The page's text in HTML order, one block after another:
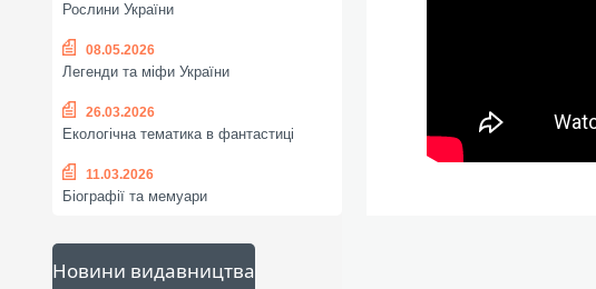
Рослини України
08.05.2026
Легенди та міфи України
26.03.2026
Екологічна тематика в фантастиці
11.03.2026
Біографії та мемуари
Новини видавництва